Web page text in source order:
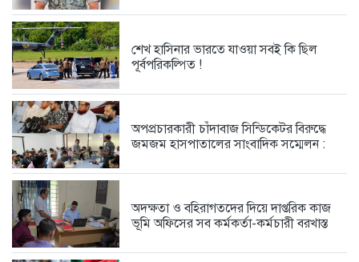
ইনানীর নৈসর্গিক সৌন্দর্যে শিল্পের মহামিলন...
শেখ হাসিনার ভারতে যাওয়া সবই...
অপপ্রচারকারী চাঁদাবাজ সিন্ডিকেটর বিরুদ্ধে
শেখ হাসিনার ভারতে যাওয়া সবই কি ছিল
পূর্বপরিকল্পিত !
অপপ্রচারকারী চাঁদাবাজ সিন্ডিকেটর বিরুদ্ধে
জমজম হাসপাতালের সাংবাদিক সম্মেলন :
অদক্ষতা ও বহিরাগতদের দিয়ে দাপ্তরিক কাজ
ভূমি অফিসের সব কর্মকর্তা-কর্মচারী বরখাস্ত